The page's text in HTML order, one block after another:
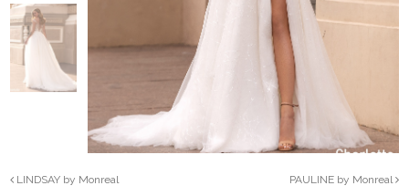
LINDSAY by Monreal PAULINE by Monreal